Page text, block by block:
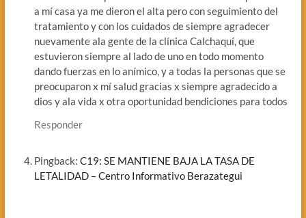
a mí casa ya me dieron el alta pero con seguimiento del
tratamiento y con los cuidados de siempre agradecer
nuevamente ala gente de la clínica Calchaquí, que
estuvieron siempre al lado de uno en todo momento
dando fuerzas en lo anímico, y a todas la personas que se
preocuparon x mí salud gracias x siempre agradecido a
dios y ala vida x otra oportunidad bendiciones para todos
Responder
Pingback: C19: SE MANTIENE BAJA LA TASA DE
LETALIDAD – Centro Informativo Berazategui